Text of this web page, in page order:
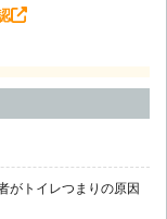
がトイレつまりの原因